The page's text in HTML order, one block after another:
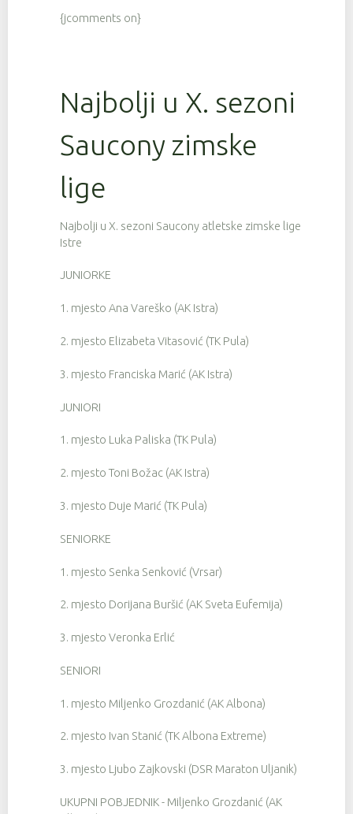
{jcomments on}
Najbolji u X. sezoni
Saucony zimske
lige
Najbolji u X. sezoni Saucony atletske zimske lige
Istre
JUNIORKE
1. mjesto Ana Vareško (AK Istra)
2. mjesto Elizabeta Vitasović (TK Pula)
3. mjesto Franciska Marić (AK Istra)
JUNIORI
1. mjesto Luka Paliska (TK Pula)
2. mjesto Toni Božac (AK Istra)
3. mjesto Duje Marić (TK Pula)
SENIORKE
1. mjesto Senka Senković (Vrsar)
2. mjesto Dorijana Buršić (AK Sveta Eufemija)
3. mjesto Veronka Erlić
SENIORI
1. mjesto Miljenko Grozdanić (AK Albona)
2. mjesto Ivan Stanić (TK Albona Extreme)
3. mjesto Ljubo Zajkovski (DSR Maraton Uljanik)
UKUPNI POBJEDNIK - Miljenko Grozdanić (AK